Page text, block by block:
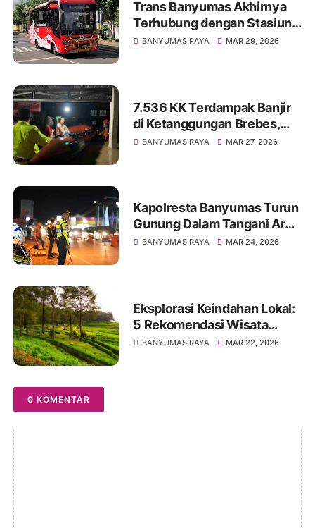
Trans Banyumas Akhirnya
Terhubung dengan Stasiun
Purwokerto, Kini Semakin
BANYUMAS RAYA MAR 29, 2026
7.536 KK Terdampak Banjir
di Ketanggungan Brebes,
Akibat Luapan Sungai
BANYUMAS RAYA MAR 27, 2026
Kapolresta Banyumas Turun
Gunung Dalam Tangani Arus
Balik Lebaran 2026
BANYUMAS RAYA MAR 24, 2026
Eksplorasi Keindahan Lokal:
5 Rekomendasi Wisata
Banyumas untuk Libur
BANYUMAS RAYA MAR 22, 2026
0 KOMENTAR